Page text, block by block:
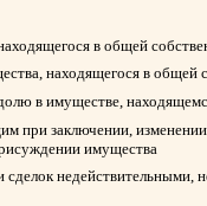
в общей
находящегося в общей
в имуществе,
при заключении,
имущества
сделок